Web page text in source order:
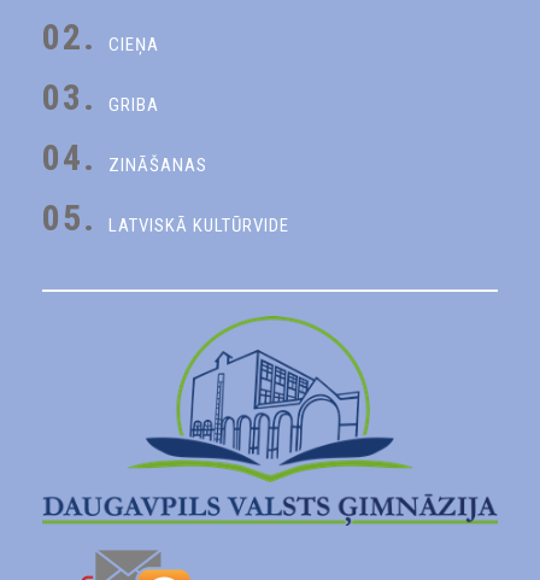
02. CIEŅA
03. GRIBA
04. ZINĀŠANAS
05. LATVISKĀ KULTŪRVIDE